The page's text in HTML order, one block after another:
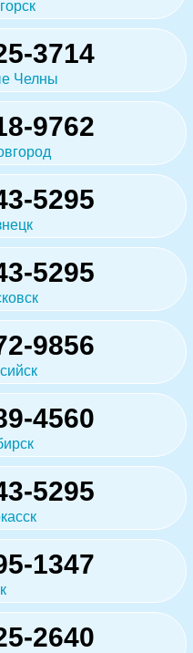
3714
Челны
9762
5295
5295
9856
4560
5295
1347
2640